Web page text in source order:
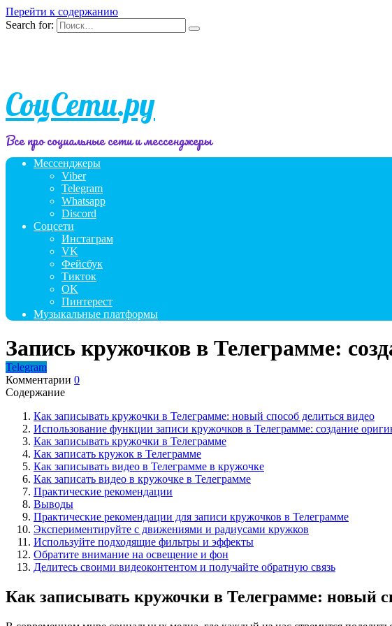
Перейти к содержанию
Search for:
СоцСети.ру
Все про социальные сети и мессенджеры
Мессенджеры
Viber
Telegram
Whatsapp
Discord
Соцсети
Инстаграм
VK
Фейсбук
Тикток
OK
Пинтерест
Музыкальные платформы
Запись кружочков в Телеграмме:
Telegram
Комментарии 0
Содержание
Как записывать кружочки в Телеграмме: новый способ делиться видео
Использование функции записи кружочков в Телеграмме: создание
Как записывать кружочки в Телеграмме
Как записать кружок в Телеграмме
Как записывать видео в Телеграмме в кружочке
Как записать видео в кружочке в Телеграмме
Практические рекомендации
Выводы
Практические рекомендации для записи кружочков в Телеграмме
Экспериментируйте с движениями и радиусами кружков
Используйте подходящие фильтры и эффекты
Обратите внимание на освещение и фон
Делитесь своими видеоконтентом и получайте обратную связь
Как записывать кружочки в Телеграмме: новый